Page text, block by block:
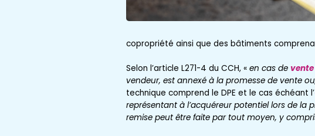
copropriété ainsi que des bâtiments
Selon l’article L271-4 du CCH, « en cas de vente
vendeur, est annexé à la promesse de vente
technique comprend le DPE et le cas échéant l’
représentant à l’acquéreur potentiel lors de la
remise peut être faite par tout moyen, y